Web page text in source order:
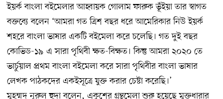
ইয়র্ক বাংলা বইমেলার আহ্বায়ক গোলাম ফারুক ভূঁইয়া তার স্বাগত
বক্তব্যে বলেন ‘আমরা গত ত্রিশ বছর ধরে আমেরিকার নিউ ইয়র্ক
শহরে বাংলা ভাষার একটি বইমেলা করে চলেছি। গত দুই বছর
কোভিড-১৯ এ সারা পৃথিবী ক্ষত-বিক্ষত। কিন্তু আমরা ২০২০ তে
ভার্চুয়াল প্রথম বাংলা বইমেলা করে সারা পৃথিবীর বাংলা ভাষার
লেখক পাঠকদের একইসূত্রে যুক্ত করার চেষ্টা করেছি।’
মুহম্মদ নূরুল হুদা বলেন, একুশের গ্রন্থমেলা শুরু হয়েছে মুক্তধারার